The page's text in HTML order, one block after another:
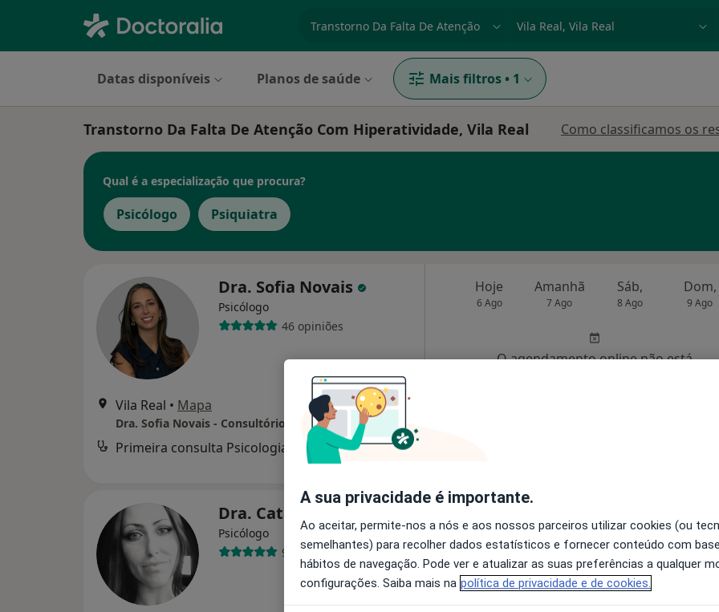
Datas disponíveis Planos de saúde Mais filtros • 1
Transtorno Da Falta De Atenção Com Hiperatividade, Vila Real Como classificamos os
Qual é a especialização que procura?
Psicólogo Psiquiatra
Dra. Sofia Novais
Psicólogo
46 opiniões
Vila Real • Mapa
Dra. Sofia Novais - Consultório de Psicologia Online
Primeira consulta Psicologia desde 50 €
Hoje
6 Ago
Amanhã
7 Ago
Sáb,
8 Ago
Dom,
9 Ago
O agendamento online não está
Dra. Catarina Peniche
Psicólogo
9 opiniões
6 Ago 7 Ago 8 Ago 9 Ago
O agendamento online não está
A sua privacidade é importante.
Ao aceitar, permite-nos a nós e aos nossos parceiros utilizar cookies (ou
semelhantes) para recolher dados estatísticos e fornecer conteúdo com
hábitos de navegação. Pode ver e atualizar as suas preferências a qualquer
configurações. Saiba mais na política de privacidade e de cookies.